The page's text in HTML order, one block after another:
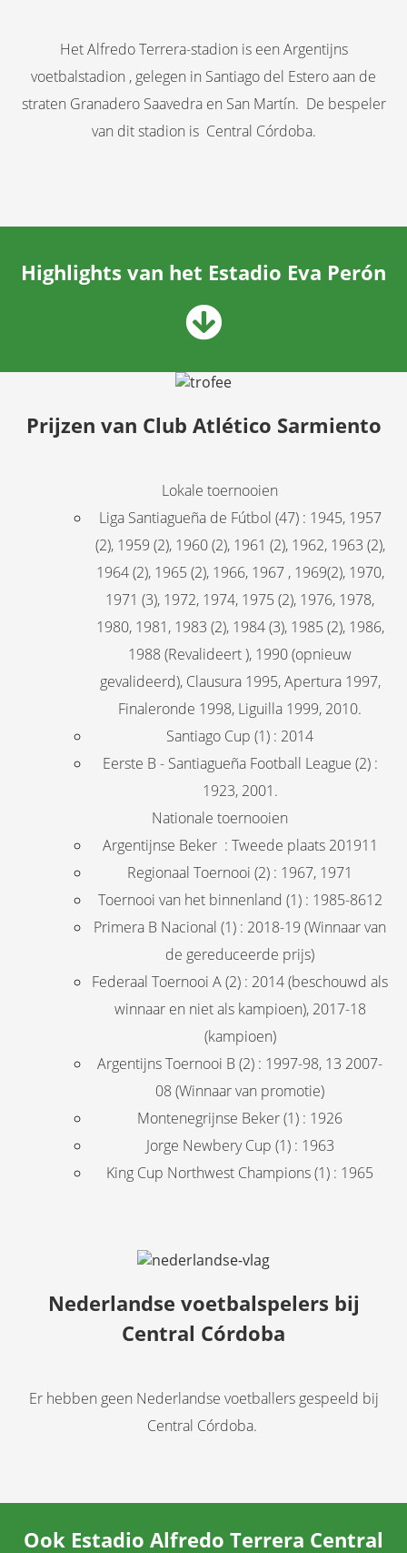
Het Alfredo Terrera-stadion is een Argentijns
voetbalstadion , gelegen in Santiago del Estero aan de
straten Granadero Saavedra en San Martín. De bespeler
van dit stadion is Central Córdoba.
Highlights van het Estadio Eva Perón
Prijzen van Club Atlético Sarmiento
Lokale toernooien
Liga Santiagueña de Fútbol (47) : 1945, 1957
(2), 1959 (2), 1960 (2), 1961 (2), 1962, 1963 (2),
1964 (2), 1965 (2), 1966, 1967 , 1969(2), 1970,
1971 (3), 1972, 1974, 1975 (2), 1976, 1978,
1980, 1981, 1983 (2), 1984 (3), 1985 (2), 1986,
1988 (Revalideert ), 1990 (opnieuw
gevalideerd), Clausura 1995, Apertura 1997,
Finaleronde 1998, Liguilla 1999, 2010.
Santiago Cup (1) : 2014
Eerste B - Santiagueña Football League (2) :
1923, 2001.
Nationale toernooien
Argentijnse Beker : Tweede plaats 201911
Regionaal Toernooi (2) : 1967, 1971
Toernooi van het binnenland (1) : 1985-8612
Primera B Nacional (1) : 2018-19 (Winnaar van
de gereduceerde prijs)
Federaal Toernooi A (2) : 2014 (beschouwd als
winnaar en niet als kampioen), 2017-18
(kampioen)
Argentijns Toernooi B (2) : 1997-98, 13 2007-
08 (Winnaar van promotie)
Montenegrijnse Beker (1) : 1926
Jorge Newbery Cup (1) : 1963
King Cup Northwest Champions (1) : 1965
Nederlandse voetbalspelers bij
Central Córdoba
Er hebben geen Nederlandse voetballers gespeeld bij
Central Córdoba.
Ook Estadio Alfredo Terrera Central